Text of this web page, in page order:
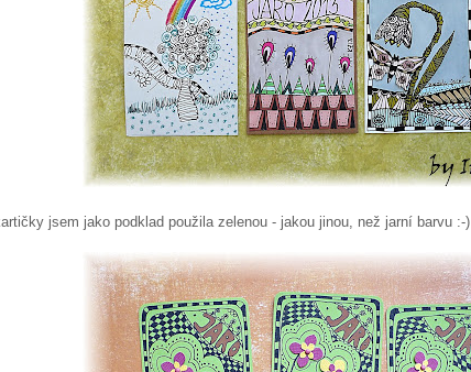
jsem jako podklad použila zelenou - jakou jinou, než jarní barvu :-)